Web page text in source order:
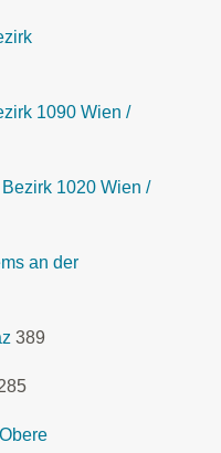
1090 Wien /
1020 Wien /
an der
389